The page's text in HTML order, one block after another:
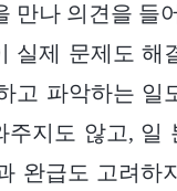
만나 의견을 들
실제 문제도 해
고 파악하는 일
지도 않고, 일
완급도 고려하